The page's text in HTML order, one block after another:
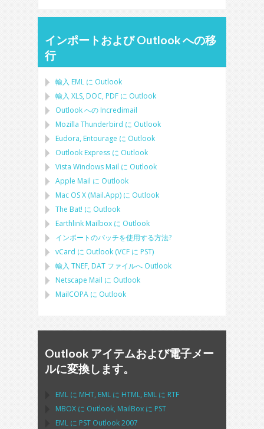
インポートおよび Outlook への移
行
輸入 EML に Outlook
輸入 XLS, DOC, PDF に Outlook
Outlook への Incredimail
Mozilla Thunderbird に Outlook
Eudora, Entourage に Outlook
Outlook Express に Outlook
Vista Windows Mail に Outlook
Apple Mail に Outlook
Mac OS X (Mail.App) に Outlook
The Bat! に Outlook
Earthlink Mailbox に Outlook
インポートのバッチを使用する方法?
vCard に Outlook (VCF に PST)
輸入 TNEF, DAT ファイルへ Outlook
Netscape Mail に Outlook
MailCOPA に Outlook
Outlook アイテムおよび電子メー
ルに変換します。
EML に MHT, EML に HTML, EML に RTF
MBOX に Outlook, MailBox に PST
EML に PST Outlook2007